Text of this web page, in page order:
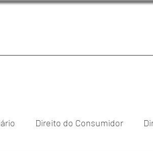
Direito do Consumidor